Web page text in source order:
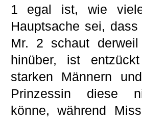
1 egal ist, wie
Hauptsache sei,
Mr. 2 schaut
hinüber, ist
starken Männern
Prinzessin diese
könne, während